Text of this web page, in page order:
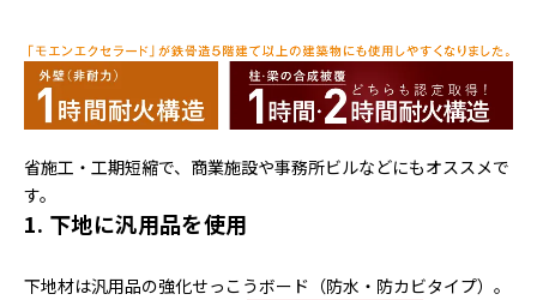
省施工・工期短縮で、商業施設や事務所ビルなどにもオススメで
す。
1. 下地に汎用品を使用
下地材は汎用品の強化せっこうボード（防水・防カビタイプ）。